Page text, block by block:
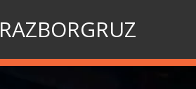
RAZBORGRUZ